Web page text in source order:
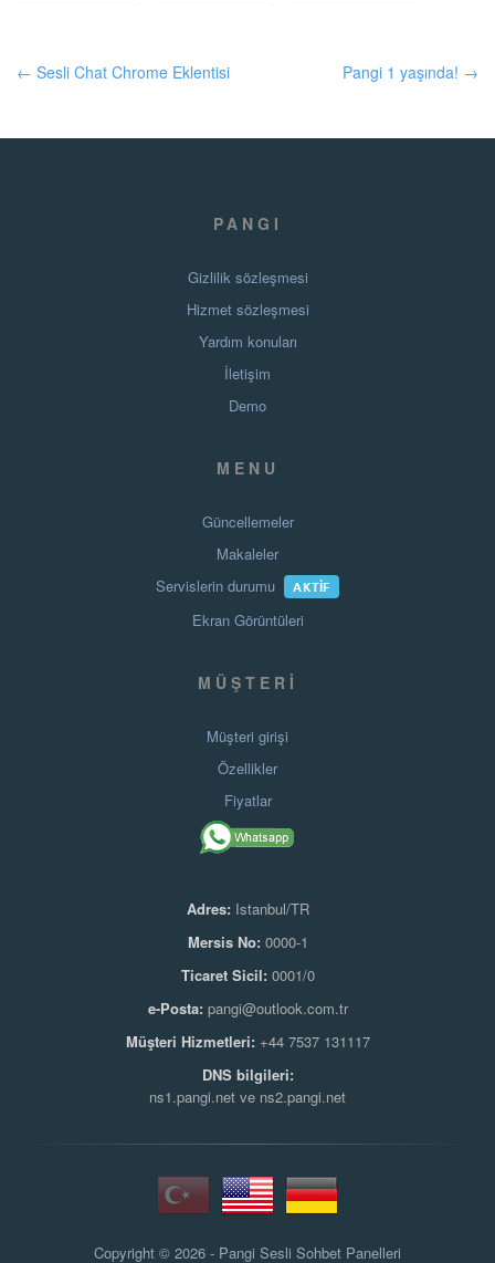
← Sesli Chat Chrome Eklentisi Pangi 1 yaşında! →
PANGI
Gizlilik sözleşmesi
Hizmet sözleşmesi
Yardım konuları
İletişim
Demo
MENU
Güncellemeler
Makaleler
Servislerin durumu
AKTIF
Ekran Görüntüleri
MÜŞTERI
Müşteri girişi
Özellikler
Fiyatlar
Adres:Istanbul/TR
Mersis No:0000-1
Ticaret Sicil:0001/0
e-Posta:pangi@outlook.com.tr
Müşteri Hizmetleri:+44 7537 131117
DNS bilgileri:
ns1.pangi.net ve ns2.pangi.net
Copyright © 2026 - Pangi Sesli Sohbet Panelleri